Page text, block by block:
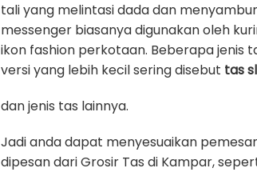
tali yang melintasi dada dan
messenger biasanya digunakan oleh
ikon fashion perkotaan. Beberapa jenis
versi yang lebih kecil sering disebut tas
dan jenis tas lainnya.
Jadi anda dapat menyesuaikan
dipesan dari Grosir Tas di Kampar,